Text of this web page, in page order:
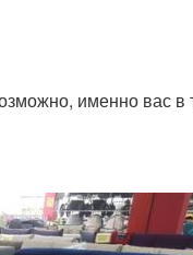
именно вас в